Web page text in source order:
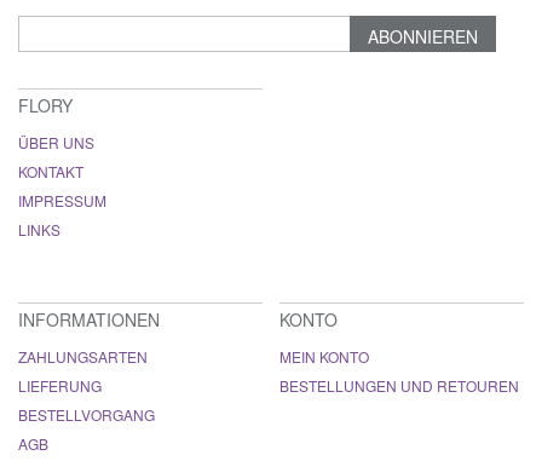
ABONNIEREN
FLORY
ÜBER UNS
KONTAKT
IMPRESSUM
LINKS
INFORMATIONEN
ZAHLUNGSARTEN
LIEFERUNG
BESTELLVORGANG
AGB
KONTO
MEIN KONTO
BESTELLUNGEN UND RETOUREN